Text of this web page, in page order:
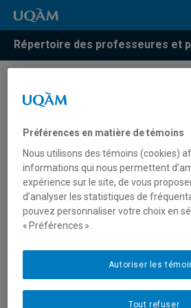
Répertoire des professeures et
Résultats de
Corbiere, Marc
corbiere.marc@uqam.ca
Psychiatrie sociale
Préférences en matière de témoins
Nous utilisons des témoins (cookies)
informations qui nous permettent
expérience sur le site, de vous
d’analyser les statistiques de
pouvez personnaliser votre choix en
« Préférences ».
Tout refuser
Autoriser les